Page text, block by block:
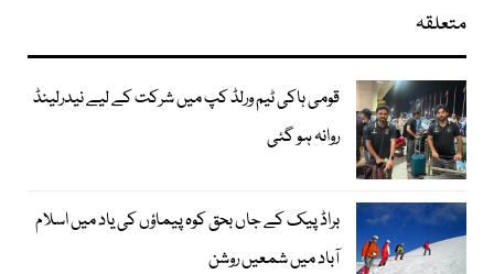
متعلقہ
قومی ہاکی ٹیم ورلڈ کپ میں شرکت کے لیے نیدرلینڈ
روانہ ہو گئی
براڈ پیک کے جاں بحق کوہ پیماؤں کی یاد میں اسلام
آباد میں شمعیں روشن